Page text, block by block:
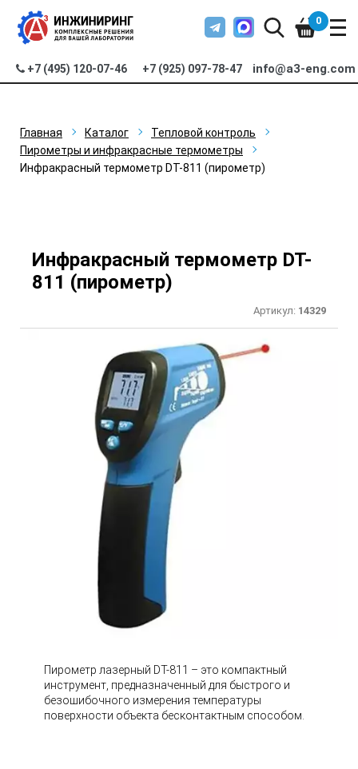
+7 (495) 120-07-46 +7 (925) 097-78-47 info@a3-eng.com
0
Главная Каталог
Тепловой контроль
Пирометры и инфракрасные термометры
Инфракрасный термометр DT-811 (пирометр)
Инфракрасный термометр DT-
811 (пирометр)
Артикул: 14329
Пирометр лазерный DT-811 – это компактный
инструмент, предназначенный для быстрого и
безошибочного измерения температуры
поверхности объекта бесконтактным способом.